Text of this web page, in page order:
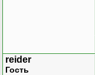
reider
Гость